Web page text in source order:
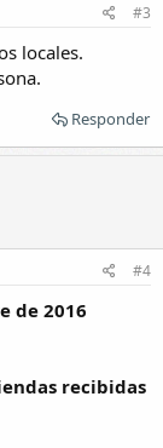
#3
locales.
Responder
#4
de 2016
recibidas